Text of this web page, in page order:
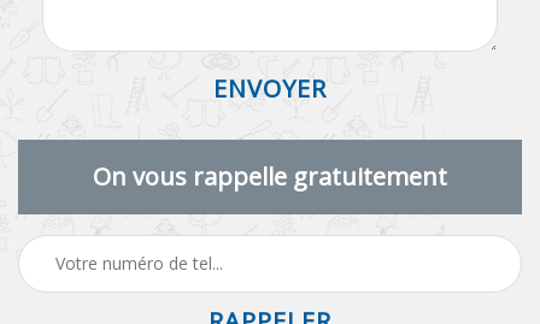
On vous rappelle gratuitement